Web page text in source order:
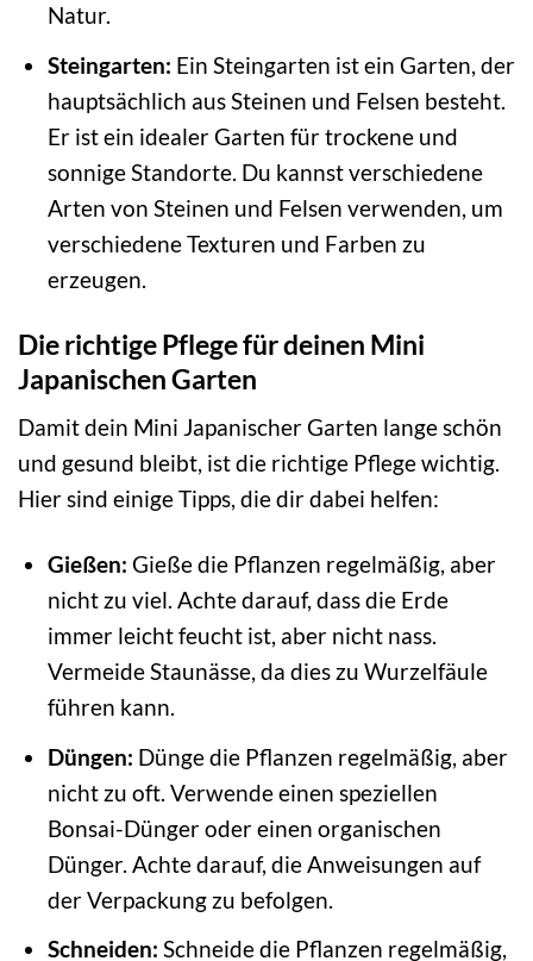
Natur.
Steingarten: Ein Steingarten ist ein Garten, der
hauptsächlich aus Steinen und Felsen besteht.
Er ist ein idealer Garten für trockene und
sonnige Standorte. Du kannst verschiedene
Arten von Steinen und Felsen verwenden, um
verschiedene Texturen und Farben zu
erzeugen.
Die richtige Pflege für deinen Mini
Japanischen Garten
Damit dein Mini Japanischer Garten lange schön
und gesund bleibt, ist die richtige Pflege wichtig.
Hier sind einige Tipps, die dir dabei helfen:
Gießen: Gieße die Pflanzen regelmäßig, aber
nicht zu viel. Achte darauf, dass die Erde
immer leicht feucht ist, aber nicht nass.
Vermeide Staunässe, da dies zu Wurzelfäule
führen kann.
Düngen: Dünge die Pflanzen regelmäßig, aber
nicht zu oft. Verwende einen speziellen
Bonsai-Dünger oder einen organischen
Dünger. Achte darauf, die Anweisungen auf
der Verpackung zu befolgen.
Schneiden: Schneide die Pflanzen regelmäßig,